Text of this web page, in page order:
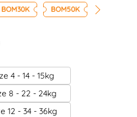
BOM30K BOM50K
4 - 14 - 15kg
8 - 22 - 24kg
12 - 34 - 36kg